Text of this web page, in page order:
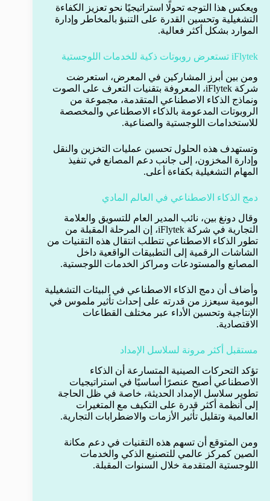
ويعكس هذا التوجه تحولًا استراتيجيًا نحو تعزيز الكفاءة
التشغيلية وتحسين القدرة على التنبؤ بالمخاطر وإدارة
الموارد بشكل أكثر فعالية.
iFlytek تستعرض روبوتات ذكية للخدمات اللوجستية
ومن بين أبرز المشاركين في المعرض، استعرضت
شركة iFlytek، المعروفة بتقنيات التعرف على الصوت
ونماذج الذكاء الاصطناعي المتقدمة، مجموعة من
الروبوتات المدعومة بالذكاء الاصطناعي والمخصصة
للاستخدامات اللوجستية والصناعية.
وتستهدف هذه الحلول تحسين عمليات التخزين والنقل
وإدارة المخزون، إلى جانب دعم المصانع في تنفيذ
المهام التشغيلية بكفاءة أعلى.
دمج الذكاء الاصطناعي في العالم المادي
وقال دونغ بين، نائب المدير العام للتسويق والعلامة
التجارية في شركة iFlytek، إن المرحلة المقبلة من
تطور الذكاء الاصطناعي تتطلب انتقال هذه التقنيات من
الشاشات الرقمية إلى التطبيقات الواقعية داخل
المصانع والمستودعات ومراكز الخدمات اللوجستية.
وأضاف أن دمج الذكاء الاصطناعي في البيئات التشغيلية
اليومية سيعزز من قدرته على إحداث تأثير ملموس في
الإنتاجية وتحسين الأداء عبر مختلف القطاعات
الاقتصادية.
مستقبل أكثر مرونة لسلاسل الإمداد
تؤكد التحركات الصينية المتسارعة أن الذكاء
الاصطناعي أصبح عنصرًا أساسيًا في استراتيجيات
تطوير سلاسل الإمداد الحديثة، خاصة في ظل الحاجة
إلى أنظمة أكثر قدرة على التكيف مع المتغيرات
العالمية وتقليل تأثير الأزمات والاضطرابات التجارية.
ومن المتوقع أن تسهم هذه التقنيات في دعم مكانة
الصين كمركز عالمي للتصنيع الذكي والخدمات
اللوجستية المتقدمة خلال السنوات المقبلة.